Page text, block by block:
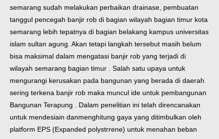
semarang sudah melakukan perbaikan drainase, pembuatan
tanggul pencegah banjir rob di bagian wilayah bagian timur kota
semarang lebih tepatnya di bagian belakang kampus universitas
islam sultan agung. Akan tetapi langkah tersebut masih belum
bisa maksimal dalam mengatasi banjir rob yang terjadi di
wilayah semarang bagian timur . Salah satu upaya untuk
mengurangi kerusakan pada bangunan yang berada di daerah
sering terkena banjir rob maka muncul ide untuk pembangunan
Bangunan Terapung . Dalam penelitian ini telah direncanakan
untuk mendesiain danmenghitung gaya yang ditimbulkan oleh
platform EPS (Expanded polystrrene) untuk menahan beban